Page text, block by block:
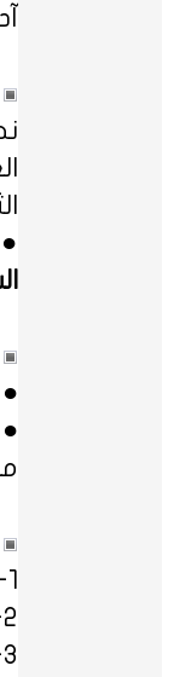
1- لا يتعامل منتدى منهل الثقافة التربوية مع مصطلح ﴿التسجيل المبدئي﴾، فالمشاركات متاحة للجميع.
2- وجوب توثيق المشاركات وفق الأساليب العلمية لتوثيق المعلومات حفظاً للحقوق الفكرية وتيسيراً للباحث عن المعلومة.